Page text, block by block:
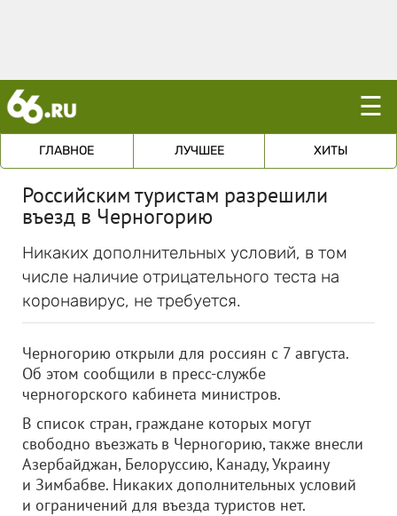
☰
ГЛАВНОЕ ЛУЧШЕЕ ХИТЫ
Российским туристам разрешили
въезд в Черногорию
Никаких дополнительных условий, в том
числе наличие отрицательного теста на
коронавирус, не требуется.
Черногорию открыли для россиян с 7 августа.
Об этом сообщили в пресс-службе
черногорского кабинета министров.
В список стран, граждане которых могут
свободно въезжать в Черногорию, также внесли
Азербайджан, Белоруссию, Канаду, Украину
и Зимбабве. Никаких дополнительных условий
и ограничений для въезда туристов нет.